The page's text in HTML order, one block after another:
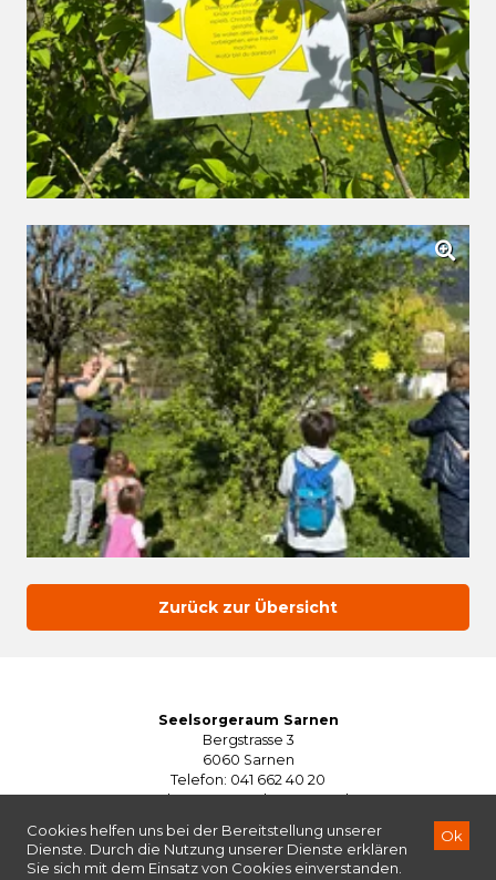
Zurück zur Übersicht
Seelsorgeraum Sarnen
Bergstrasse 3
6060 Sarnen
Telefon: 041 662 40 20
seelsorgeraum@kg-sarnen.ch
©2026Seelsorgeraum Sarnen